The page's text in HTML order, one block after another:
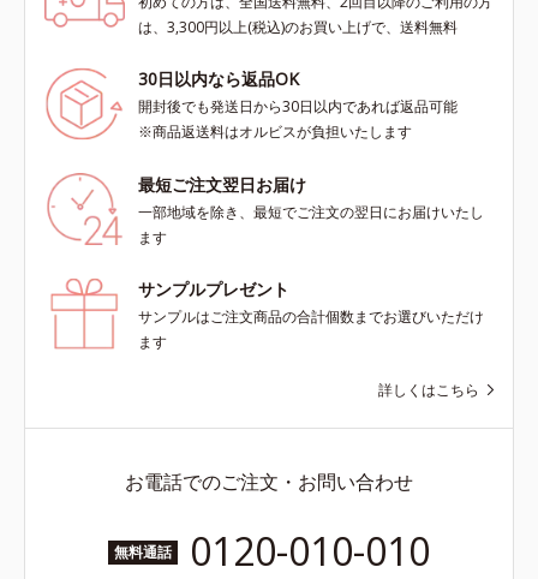
は、3,300円以上(税込)のお買い上げで、送料無料
30日以内なら返品OK
開封後でも発送日から30日以内であれば返品可能
※商品返送料はオルビスが負担いたします
最短ご注文翌日お届け
一部地域を除き、最短でご注文の翌日にお届けいたし
ます
サンプルプレゼント
サンプルはご注文商品の合計個数までお選びいただけ
ます
詳しくはこちら
お電話でのご注文・お問い合わせ
無料通話 0120-010-010